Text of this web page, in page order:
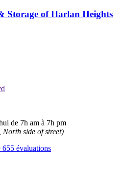
Storage of Harlan Heights
de 7h am à 7h pm
side of street)
655 évaluations